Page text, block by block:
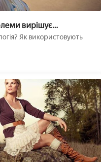
вирішує
Як використовують